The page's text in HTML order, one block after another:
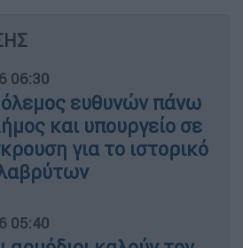
06:30
ευθυνών πάνω
και υπουργείο σε
για το ιστορικό
05:40